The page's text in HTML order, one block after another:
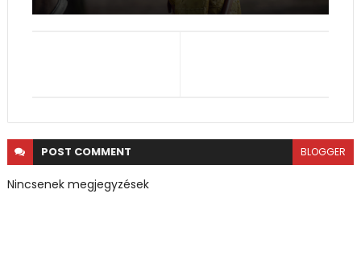
POST COMMENT BLOGGER
Nincsenek megjegyzések